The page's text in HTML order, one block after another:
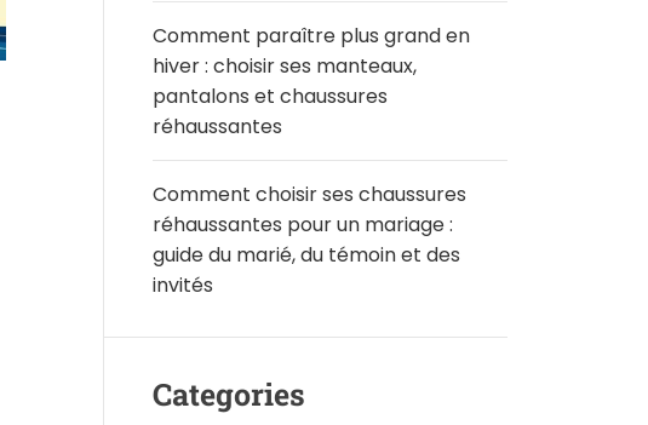
Comment paraître plus grand en
hiver : choisir ses manteaux,
pantalons et chaussures
réhaussantes
Comment choisir ses chaussures
réhaussantes pour un mariage :
guide du marié, du témoin et des
invités
Categories